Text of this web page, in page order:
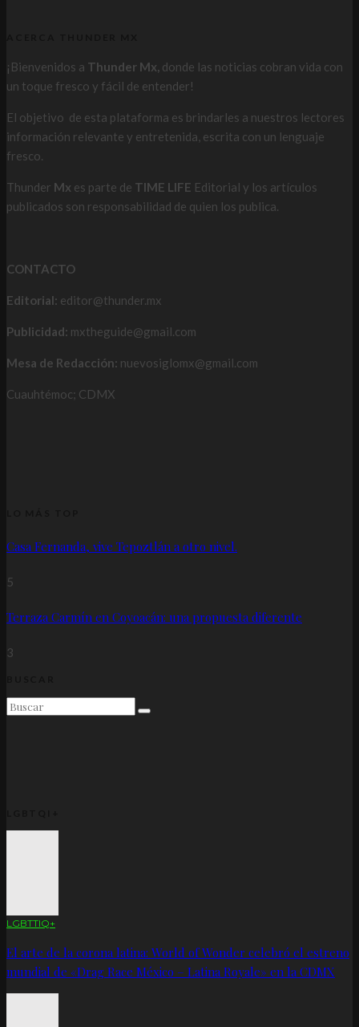
¡Bienvenidos a Thunder Mx, donde las noticias cobran vida con
un toque fresco y fácil de entender!
El objetivo de esta plataforma es brindarles a nuestros lectores
información relevante y entretenida, escrita con un lenguaje
fresco.
Thunder Mx es parte de TIME LIFE Editorial y los artículos
publicados son responsabilidad de quien los publica.
CONTACTO
Editorial: editor@thunder.mx
Publicidad: mxtheguide@gmail.com
Mesa de Redacción: nuevosiglomx@gmail.com
Cuauhtémoc; CDMX
Casa Fernanda, vive Tepoztlán a otro nivel.
5
Terraza Carmín en Coyoacán: una propuesta diferente
3
LGBTTIQ+
El arte de la corona latina: World of Wonder celebró el estreno
mundial de «Drag Race México – Latina Royale» en la CDMX